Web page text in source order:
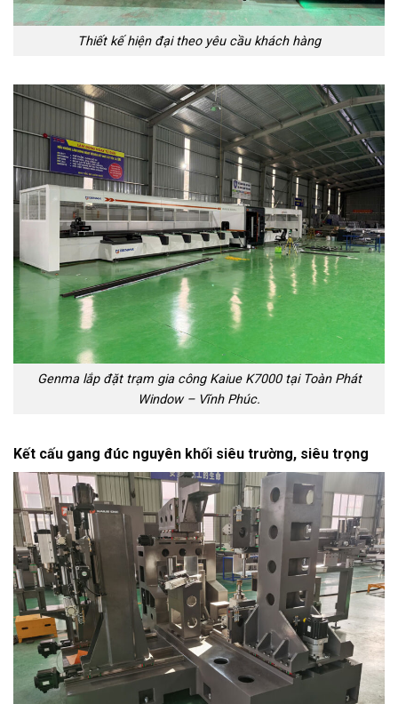
Thiết kế hiện đại theo yêu cầu khách hàng
Genma lắp đặt trạm gia công Kaiue K7000 tại Toàn Phát
Window – Vĩnh Phúc.
Kết cấu gang đúc nguyên khối siêu trường, siêu trọng